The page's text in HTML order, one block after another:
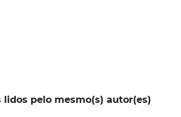
pelo mesmo(s) autor(es)